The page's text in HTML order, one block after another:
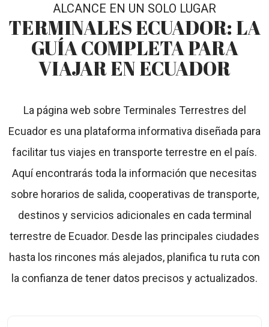
ALCANCE EN UN SOLO LUGAR
TERMINALES ECUADOR: LA
GUÍA COMPLETA PARA
VIAJAR EN ECUADOR
La página web sobre Terminales Terrestres del
Ecuador es una plataforma informativa diseñada para
facilitar tus viajes en transporte terrestre en el país.
Aquí encontrarás toda la información que necesitas
sobre horarios de salida, cooperativas de transporte,
destinos y servicios adicionales en cada terminal
terrestre de Ecuador. Desde las principales ciudades
hasta los rincones más alejados, planifica tu ruta con
la confianza de tener datos precisos y actualizados.